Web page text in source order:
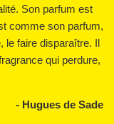
Son parfum est
comme son parfum,
le faire disparaître. Il
qui perdure,
- Hugues de Sade